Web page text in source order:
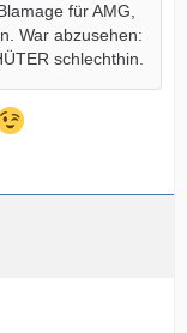
für AMG,
War abzusehen:
schlechthin.